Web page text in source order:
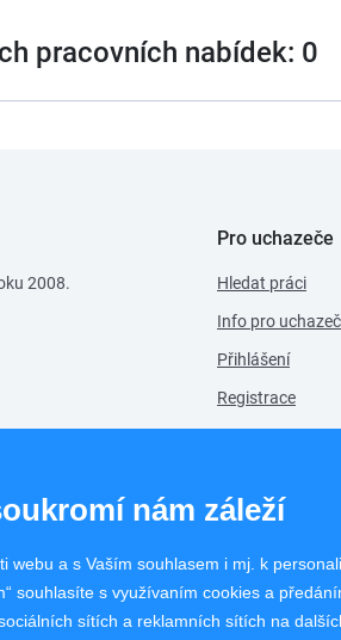
pracovních nabídek: 0
2008.
Pro uchazeče
Hledat práci
Info pro
Přihlášení
Registrace
nám záleží
a s Vaším souhlasem i mj. k
souhlasíte s využívaním cookies a
sítích a reklamních sítích na